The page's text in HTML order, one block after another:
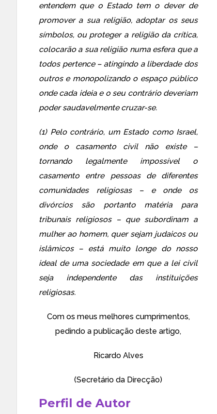
entendem que o Estado tem o dever de
promover a sua religião, adoptar os seus
símbolos, ou proteger a religião da crítica,
colocarão a sua religião numa esfera que a
todos pertence – atingindo a liberdade dos
outros e monopolizando o espaço público
onde cada ideia e o seu contrário deveriam
poder saudavelmente cruzar-se.
(1) Pelo contrário, um Estado como Israel,
onde o casamento civil não existe –
tornando legalmente impossível o
casamento entre pessoas de diferentes
comunidades religiosas – e onde os
divórcios são portanto matéria para
tribunais religiosos – que subordinam a
mulher ao homem, quer sejam judaicos ou
islâmicos – está muito longe do nosso
ideal de uma sociedade em que a lei civil
seja independente das instituições
religiosas.
Com os meus melhores cumprimentos,
pedindo a publicação deste artigo,
Ricardo Alves
(Secretário da Direcção)
Perfil de Autor